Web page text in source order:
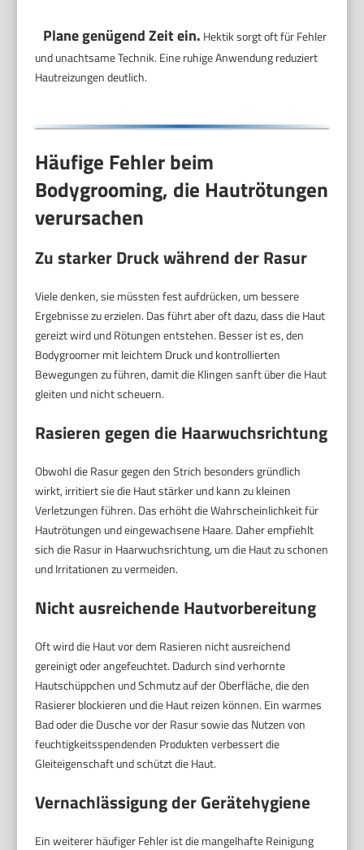
Plane genügend Zeit ein. Hektik sorgt oft für Fehler
und unachtsame Technik. Eine ruhige Anwendung reduziert
Hautreizungen deutlich.
Häufige Fehler beim
Bodygrooming, die Hautrötungen
verursachen
Zu starker Druck während der Rasur
Viele denken, sie müssten fest aufdrücken, um bessere
Ergebnisse zu erzielen. Das führt aber oft dazu, dass die Haut
gereizt wird und Rötungen entstehen. Besser ist es, den
Bodygroomer mit leichtem Druck und kontrollierten
Bewegungen zu führen, damit die Klingen sanft über die Haut
gleiten und nicht scheuern.
Rasieren gegen die Haarwuchsrichtung
Obwohl die Rasur gegen den Strich besonders gründlich
wirkt, irritiert sie die Haut stärker und kann zu kleinen
Verletzungen führen. Das erhöht die Wahrscheinlichkeit für
Hautrötungen und eingewachsene Haare. Daher empfiehlt
sich die Rasur in Haarwuchsrichtung, um die Haut zu schonen
und Irritationen zu vermeiden.
Nicht ausreichende Hautvorbereitung
Oft wird die Haut vor dem Rasieren nicht ausreichend
gereinigt oder angefeuchtet. Dadurch sind verhornte
Hautschüppchen und Schmutz auf der Oberfläche, die den
Rasierer blockieren und die Haut reizen können. Ein warmes
Bad oder die Dusche vor der Rasur sowie das Nutzen von
feuchtigkeitsspendenden Produkten verbessert die
Gleiteigenschaft und schützt die Haut.
Vernachlässigung der Gerätehygiene
Ein weiterer häufiger Fehler ist die mangelhafte Reinigung